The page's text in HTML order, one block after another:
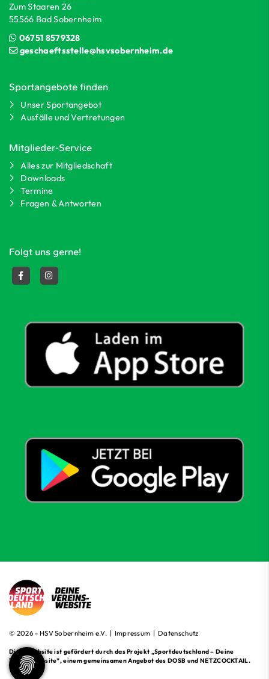
Zum Staaren 26
55566 Bad Sobernheim
06751 8579328
geschaeftsstelle@hsvsobernheim.de
Sportangebote finden
Unser Sportangebot
Ausfälle und Vertretungen
Mitglieder-Service
Alles zur Mitgliedschaft
Downloads
Termine
Fragen & Antworten
Folgt uns gerne!
© 2026 - HSV Sobernheim e.V. | Impressum | Datenschutz
Diese Website ist gefördert durch das Projekt „Sportdeutschland – Deine
Vereinswebsite”, einem gemeinsamen Angebot des DOSB und NETZCOCKTAIL.